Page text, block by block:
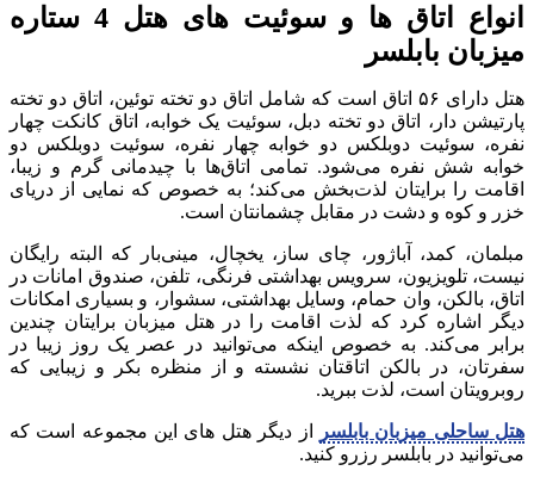
انواع اتاق ها و سوئیت های هتل 4 ستاره
میزبان بابلسر
هتل دارای ۵۶ اتاق است که شامل اتاق دو تخته توئین، اتاق دو تخته
پارتیشن دار، اتاق دو تخته دبل، سوئیت یک خوابه، اتاق کانکت چهار
نفره، سوئیت دوبلکس دو خوابه چهار نفره، سوئیت دوبلکس دو
خوابه شش نفره می‌شود. تمامی اتاق‌ها با چیدمانی گرم و زیبا،
اقامت را برایتان لذت‌بخش می‌کند؛ به خصوص که نمایی از دریای
خزر و کوه و دشت در مقابل چشمانتان است.
مبلمان، کمد، آباژور، چای ساز، یخچال، مینی‌بار که البته رایگان
نیست، تلویزیون، سرویس بهداشتی فرنگی، تلفن، صندوق امانات در
اتاق، بالکن، وان حمام، وسایل بهداشتی، سشوار، و بسیاری امکانات
دیگر اشاره کرد که لذت اقامت را در هتل میزبان برایتان چندین
برابر می‌کند. به خصوص اینکه می‌توانید در عصر یک روز زیبا در
سفرتان، در بالکن اتاقتان نشسته و از منظره بکر و زیبایی که
روبرویتان است، لذت ببرید.
هتل ساحلی میزبان بابلسر
از دیگر هتل های این مجموعه است که
می‌توانید در بابلسر رزرو کنید.